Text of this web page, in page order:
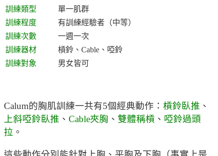
訓練類型
單一肌群
訓練程度
有訓練經驗者（中等）
訓練次數
一週一次
訓練器材
槓鈴、Cable、啞鈴
訓練對象
男女皆可
Calum的胸肌訓練一共有5個經典動作： 槓鈴臥推 、
上斜啞鈴臥推 、 Cable夾胸 、 雙體稱槓 、 啞鈴過頭
拉 。